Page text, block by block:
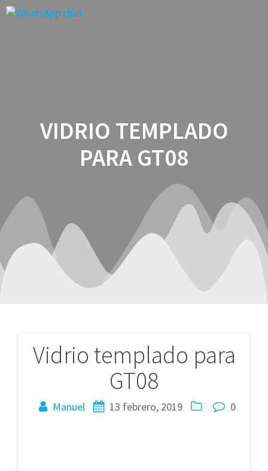
VIDRIO TEMPLADO
PARA GT08
Vidrio templado para
GT08
Manuel 13 febrero, 2019 0
Navegación
entradas